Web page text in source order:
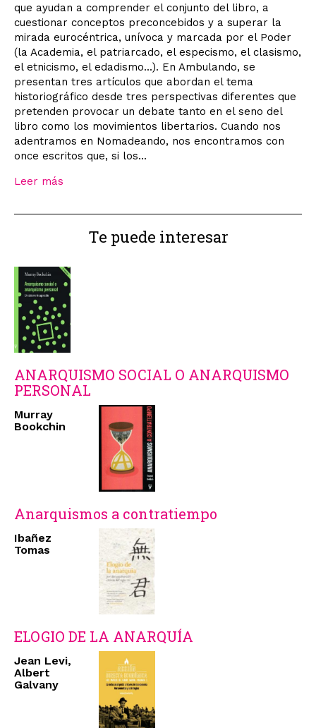
que ayudan a comprender el conjunto del libro, a
cuestionar conceptos preconcebidos y a superar la
mirada eurocéntrica, unívoca y marcada por el Poder
(la Academia, el patriarcado, el especismo, el clasismo,
el etnicismo, el edadismo...). En Ambulando, se
presentan tres artículos que abordan el tema
historiográfico desde tres perspectivas diferentes que
pretenden provocar un debate tanto en el seno del
libro como los movimientos libertarios. Cuando nos
adentramos en Nomadeando, nos encontramos con
once escritos que, si los...
Leer más
Te puede interesar
ANARQUISMO SOCIAL O ANARQUISMO
PERSONAL
Murray
Bookchin
Anarquismos a contratiempo
Ibañez
Tomas
ELOGIO DE LA ANARQUÍA
Jean Levi,
Albert
Galvany